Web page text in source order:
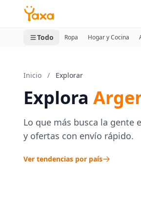
MINI CARRITO
0 productos
Todo Ropa Hogar y Cocina
Inicio / Explorar
Explora
Lo que más busca la gente
y ofertas con envío rápido.
Ver tendencias por país